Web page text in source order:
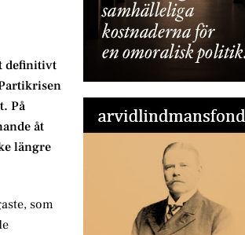
definitivt
På
åt
längre
som